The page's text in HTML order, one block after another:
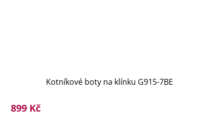
Kotníkové boty na klínku G915-7BE
899 Kč